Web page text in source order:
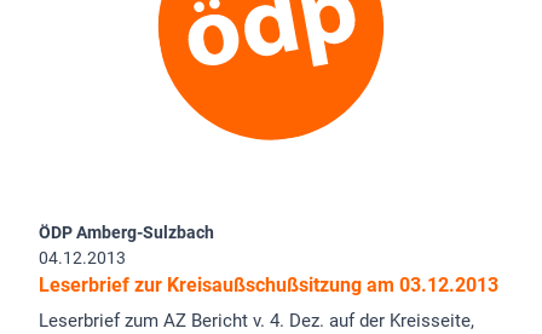
ÖDP Amberg-Sulzbach
04.12.2013
Leserbrief zur Kreisaußschußsitzung am 03.12.2013
Leserbrief zum AZ Bericht v. 4. Dez. auf der Kreisseite,